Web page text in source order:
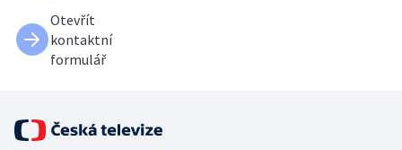
Otevřít
kontaktní
formulář